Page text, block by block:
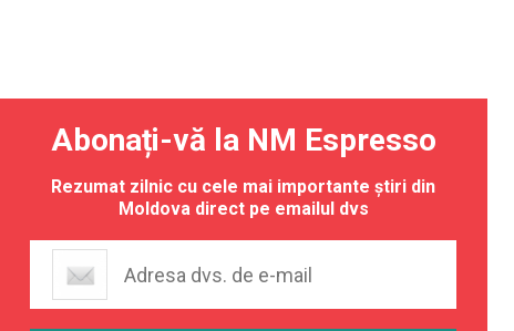
Abonați-vă la NM Espresso
Rezumat zilnic cu cele mai importante știri din
Moldova direct pe emailul dvs